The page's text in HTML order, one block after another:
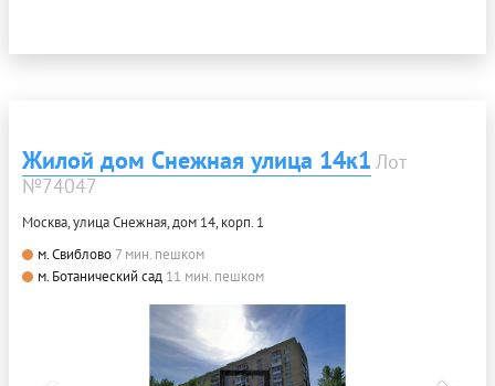
Жилой дом Снежная улица 14к1 Лот
№74047
Москва, улица Снежная, дом 14, корп. 1
м. Свиблово 7 мин. пешком
м. Ботанический сад 11 мин. пешком